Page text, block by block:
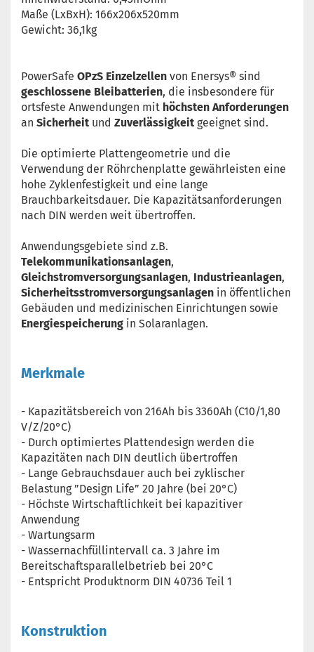
Maße (LxBxH): 166x206x520mm
Gewicht: 36,1kg
PowerSafe OPzS Einzelzellen von Enersys® sind
geschlossene Bleibatterien, die insbesondere für
ortsfeste Anwendungen mit höchsten Anforderungen
an Sicherheit und Zuverlässigkeit geeignet sind.
Die optimierte Plattengeometrie und die
Verwendung der Röhrchenplatte gewährleisten eine
hohe Zyklenfestigkeit und eine lange
Brauchbarkeitsdauer. Die Kapazitätsanforderungen
nach DIN werden weit übertroffen.
Anwendungsgebiete sind z.B.
Telekommunikationsanlagen,
Gleichstromversorgungsanlagen, Industrieanlagen,
Sicherheitsstromversorgungsanlagen in öffentlichen
Gebäuden und medizinischen Einrichtungen sowie
Energiespeicherung in Solaranlagen.
Merkmale
- Kapazitätsbereich von 216Ah bis 3360Ah (C10/1,80
V/Z/20°C)
- Durch optimiertes Plattendesign werden die
Kapazitäten nach DIN deutlich übertroffen
- Lange Gebrauchsdauer auch bei zyklischer
Belastung ”Design Life” 20 Jahre (bei 20°C)
- Höchste Wirtschaftlichkeit bei kapazitiver
Anwendung
- Wartungsarm
- Wassernachfüllintervall ca. 3 Jahre im
Bereitschaftsparallelbetrieb bei 20°C
- Entspricht Produktnorm DIN 40736 Teil 1
Konstruktion